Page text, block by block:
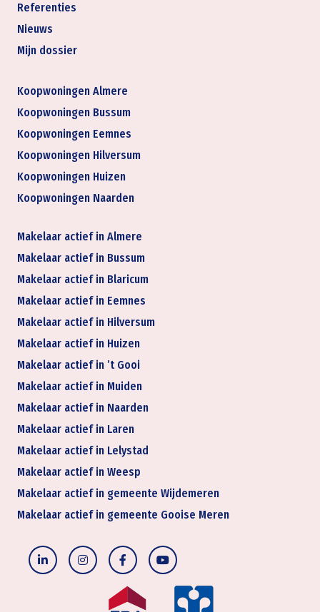
Referenties
Nieuws
Mijn dossier
Koopwoningen Almere
Koopwoningen Bussum
Koopwoningen Eemnes
Koopwoningen Hilversum
Koopwoningen Huizen
Koopwoningen Naarden
Makelaar actief in Almere
Makelaar actief in Bussum
Makelaar actief in Blaricum
Makelaar actief in Eemnes
Makelaar actief in Hilversum
Makelaar actief in Huizen
Makelaar actief in ’t Gooi
Makelaar actief in Muiden
Makelaar actief in Naarden
Makelaar actief in Laren
Makelaar actief in Lelystad
Makelaar actief in Weesp
Makelaar actief in gemeente Wijdemeren
Makelaar actief in gemeente Gooise Meren